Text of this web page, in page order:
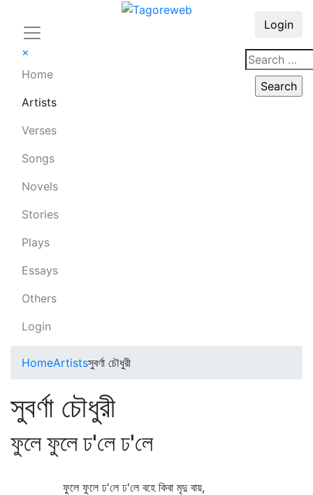
×
Home
Artists
Verses
Songs
Novels
Stories
Plays
Essays
Others
Login
Login
HomeArtistsসুবর্ণা চৌধুরী
সুবর্ণা চৌধুরী
ফুলে ফুলে ঢ'লে ঢ'লে
ফুলে ফুলে ঢ'লে ঢ'লে বহে কিবা মৃদু বায়,